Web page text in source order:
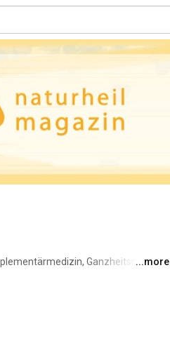
Ganzheitsmedizin,
Film.
...more